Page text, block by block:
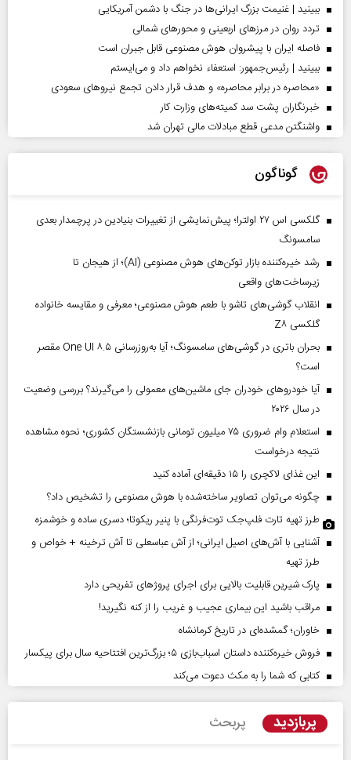
ببینید | غنیمت بزرگ ایرانی‌ها در جنگ با دشمن آمریکایی
تردد روان در مرزهای اربعینی و محورهای شمالی
فاصله ایران با پیشرو‌ان هوش مصنوعی قابل جبران است
ببینید | رئیس‌جمهور: استعفاء نخواهم داد و می‌ایستم
«محاصره در برابر محاصره» و هدف قرار دادن تجمع نیروهای سعودی
خبرنگاران پشت سد کمیته‌های وزارت کار
واشنگتن مدعی قطع مبادلات مالی تهران شد
گوناگون
گلکسی اس ۲۷ اولترا؛ پیش‌نمایشی از تغییرات بنیادین در پرچمدار بعدی
سامسونگ
رشد خیره‌کننده بازار توکن‌های هوش مصنوعی (AI)؛ از هیجان تا
زیرساخت‌های واقعی
انقلاب گوشی‌های تاشو‌ با طعم هوش مصنوعی؛ معرفی و مقایسه خانواده
گلکسی Z۸
بحران باتری در گوشی‌های سامسونگ؛ آیا به‌روزرسانی One UI ۸.۵ مقصر
است؟
آیا خودروهای خودران جای ماشین‌های معمولی را می‌گیرند؟ بررسی وضعیت
در سال ۲۰۲۶
استعلام وام ضروری ۷۵ میلیون تومانی بازنشستگان کشوری؛ نحوه مشاهده
نتیجه درخواست
این غذای لاکچری را ۱۵ دقیقه‌ای آماده کنید
چگونه می‌توان تصاویر ساخته‌شده با هوش مصنوعی را تشخیص داد؟
طرز تهیه تارت فلپ‌جک توت‌فرنگی با پنیر ریکوتا؛ دسری ساده و خوشمزه
آشنایی با آش‌های اصیل ایرانی؛ از آش عباسعلی تا آش ترخینه + خواص و
طرز تهیه
پارک شیرین قابلیت‌ بالایی برای اجرای پروژهای تفریحی دارد
مراقب باشید این بیماری عجیب و غریب را از کنه نگیرید!
خاوران؛ گمشده‌ای در تاریخ کرمانشاه
فروش خیره‌کننده داستان اسباب‌بازی ۵؛ بزرگ‌ترین افتتاحیه سال برای پیکسار
کتابی که شما را به مکث دعوت می‌کند
پربازدید پربحث